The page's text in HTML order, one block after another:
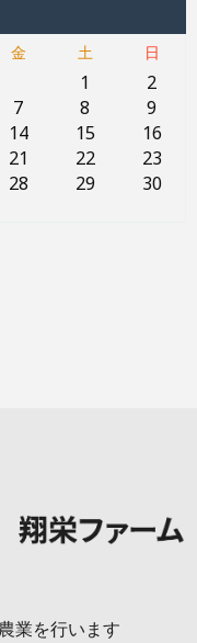
金 土 日
1
2
7 8
9
14 15
16
21 22
23
28 29
30
業を行います